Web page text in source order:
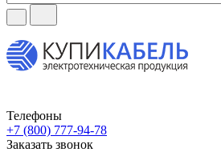
Телефоны
+7 (800) 777-94-78
Заказать звонок